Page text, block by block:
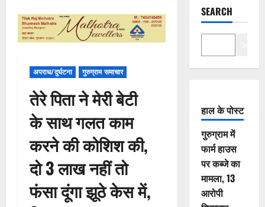
अपराध/दुर्घटना गुरुग्राम समाचार
तेरे पिता ने मेरी बेटी
के साथ गलत काम
करने की कोशिश की,
दो 3 लाख नहीं तो
फंसा दूंगा झूठे केस में,
SEARCH
हाल के पोस्ट
गुरुग्राम में
फार्म हाउस
पर कब्जे का
मामला, 13
आरोपी